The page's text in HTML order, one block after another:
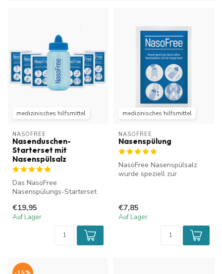
medizinisches hilfsmittel
NASOFREE
Nasenduschen-
Starterset mit
Nasenspülsalz
Das NasoFree
Nasenspülungs-Starterset
sich ideal zur Re...
€19,95
Auf Lager
medizinisches hilfsmittel
NASOFREE
Nasenspülung
NasoFree Nasenspülsalz
wurde speziell zur
€7,85
Auf Lager